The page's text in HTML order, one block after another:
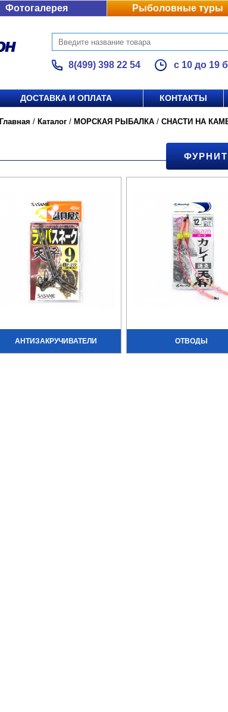
Фотогалерея Рыболовные туры
8(499) 398 22 54 с 10 до 19
ДОСТАВКА И ОПЛАТА КОНТАКТЫ
Главная / Каталог / МОРСКАЯ РЫБАЛКА / СНАСТИ НА
АНТИЗАКРУЧИВАТЕЛИ ОТВОДЫ